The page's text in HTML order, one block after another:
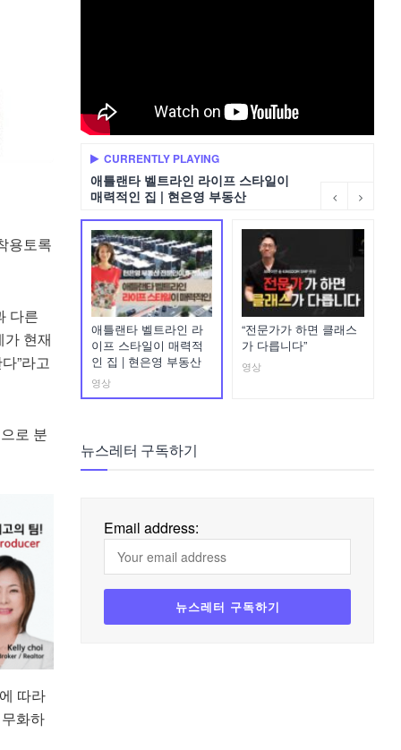
용토록
다른
현재
”라고
로 분
따라
화하
CURRENTLY PLAYING
애틀랜타 벨트라인 라이프 스타일이
매력적인 집 | 현은영 부동산
애틀랜타 벨트라인 라
이프 스타일이 매력적
인 집 | 현은영 부동산
영상
“전문가가 하면 클래스
가 다릅니다”
영상
뉴스레터 구독하기
Email address: